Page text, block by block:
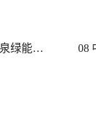
08 中国核建中核华泰（中核能科）中集项目生活水箱常规询比采购采购结果公告